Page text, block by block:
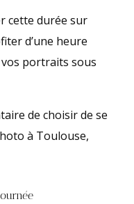
cette durée sur
d’une heure
portraits sous
de choisir de se
à Toulouse,